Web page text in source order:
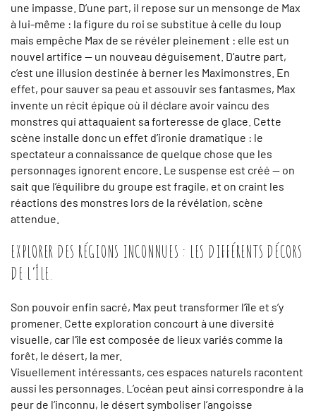
une impasse. D’une part, il repose sur un mensonge de Max
à lui-même : la figure du roi se substitue à celle du loup
mais empêche Max de se révéler pleinement : elle est un
nouvel artifice — un nouveau déguisement. D’autre part,
c’est une illusion destinée à berner les Maximonstres. En
effet, pour sauver sa peau et assouvir ses fantasmes, Max
invente un récit épique où il déclare avoir vaincu des
monstres qui attaquaient sa forteresse de glace. Cette
scène installe donc un effet d’ironie dramatique : le
spectateur a connaissance de quelque chose que les
personnages ignorent encore. Le suspense est créé — on
sait que l’équilibre du groupe est fragile, et on craint les
réactions des monstres lors de la révélation, scène
attendue.
EXPLORER DES RÉGIONS INCONNUES : LES DIFFÉRENTS DÉCORS
DE L’ÎLE.
Son pouvoir enfin sacré, Max peut transformer l’île et s’y
promener. Cette exploration concourt à une diversité
visuelle, car l’île est composée de lieux variés comme la
forêt, le désert, la mer.
Visuellement intéressants, ces espaces naturels racontent
aussi les personnages. L’océan peut ainsi correspondre à la
peur de l’inconnu, le désert symboliser l’angoisse